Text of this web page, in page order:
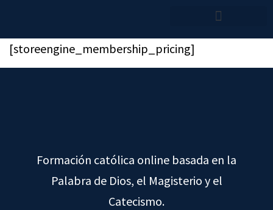
[storeengine_membership_pricing]
Formación católica online basada en la
Palabra de Dios, el Magisterio y el
Catecismo.